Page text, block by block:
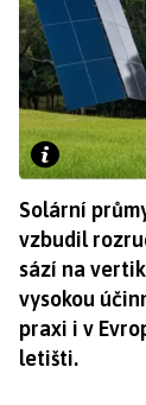
Solární
vzbudil
sází na
vysokou
praxi i v
letišti.